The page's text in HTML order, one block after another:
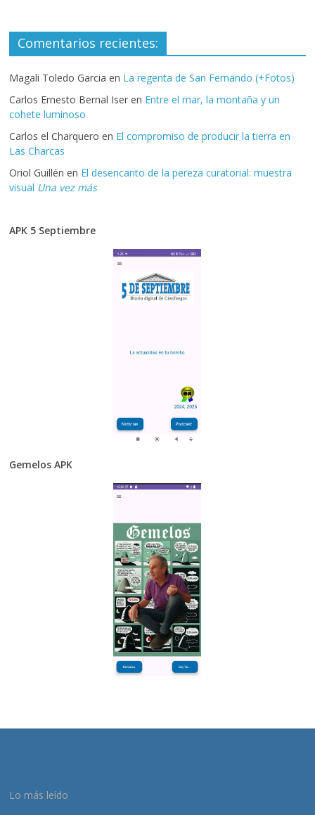
Comentarios recientes:
Magali Toledo Garcia en La regenta de San Fernando (+Fotos)
Carlos Ernesto Bernal Iser en Entre el mar, la montaña y un
cohete luminoso
Carlos el Charquero en El compromiso de producir la tierra en
Las Charcas
Oriol Guillén en El desencanto de la pereza curatorial: muestra
visual Una vez más
APK 5 Septiembre
Gemelos APK
Lo más leído